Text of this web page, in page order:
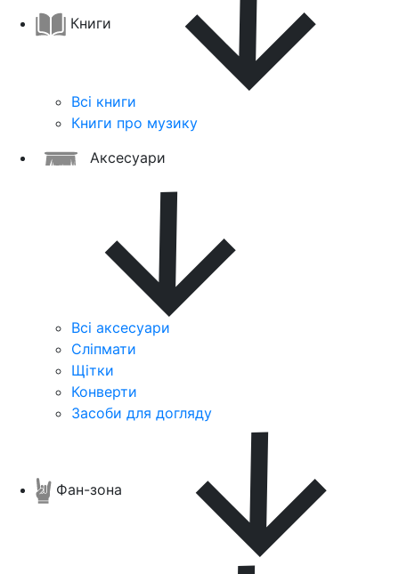
Книги
Всі книги
Книги про музику
Аксесуари
Всі аксесуари
Сліпмати
Щітки
Конверти
Засоби для догляду
Фан-зона